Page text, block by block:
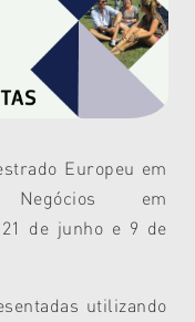
Europeu em
em
21 de junho e 9 de
utilizando